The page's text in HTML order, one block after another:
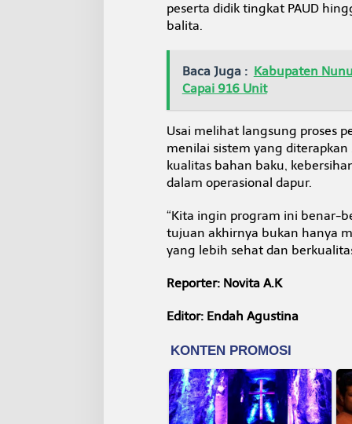
peserta didik tingkat PAUD
balita.
Baca Juga : Kabupaten
Capai 916 Unit
Usai melihat langsung proses
menilai sistem yang
kualitas bahan baku,
dalam operasional dapur.
“Kita ingin program ini benar-
tujuan akhirnya bukan hanya
yang lebih sehat dan
Reporter: Novita A.K
Editor: Endah Agustina